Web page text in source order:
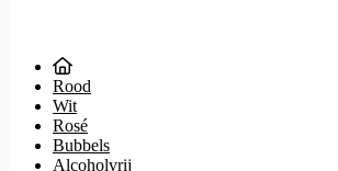
Rood
Wit
Rosé
Bubbels
Alcoholvrij